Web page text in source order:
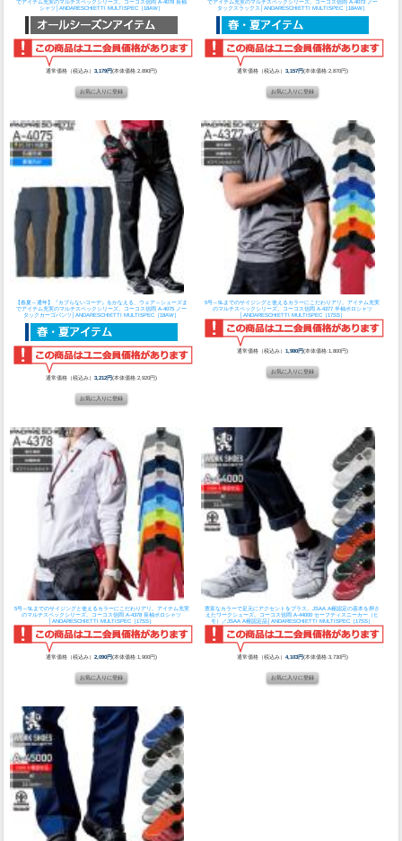
でアイテム充実のマルチスペックシリーズ。
コーコス信岡 A-4078 長袖
シャツ│ANDARESCHIETTI MULTISPEC［18AW］
通常価格（税込み）3,179円(本体価格:2,890円)
でアイテム充実のマルチスペックシリーズ。
コーコス信岡 A-4073 ノー
タックスラックス│ANDARESCHIETTI MULTISPEC［18AW］
通常価格（税込み） 3,157円(本体価格:2,870円)
【春夏～通年】『カブらないコーデ』をかなえる、ウェア～シューズま
でアイテム充実のマルチスペックシリーズ。
コーコス信岡 A-4075 ノー
タックカーゴパンツ│ANDARESCHIETTI MULTISPEC［18AW］
通常価格（税込み）3,212円(本体価格:2,920円)
5号～5Lまでのサイジングと使えるカラーにこだわりアリ。アイテム充実
のマルチスペックシリーズ。
コーコス信岡 A-4377 半袖ポロシャツ
│ANDARESCHIETTI MULTISPEC［17SS］
通常価格（税込み） 1,980円(本体価格:1,800円)
5号～5Lまでのサイジングと使えるカラーにこだわりアリ。アイテム充実
のマルチスペックシリーズ。
コーコス信岡 A-4378 長袖ポロシャツ
│ANDARESCHIETTI MULTISPEC［17SS］
通常価格（税込み）2,090円(本体価格:1,900円)
豊富なカラーで足元にアクセントをプラス。JSAA A種認定の基本を押さ
えたワークシューズ。 コーコス信岡 A-44000 セーフティスニーカー（ヒ
モ）／JSAA A種認定品│ANDARESCHIETTI MULTISPEC［17SS］
通常価格（税込み） 4,103円(本体価格:3,730円)